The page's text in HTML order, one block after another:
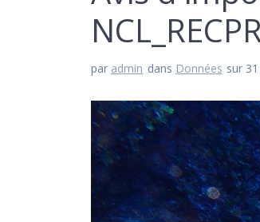
par admin dans Données sur